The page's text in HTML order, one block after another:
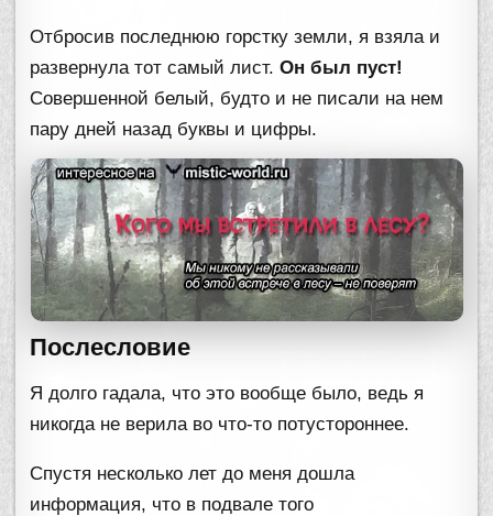
Отбросив последнюю горстку земли, я взяла и
развернула тот самый лист.Он был пуст!
Совершенной белый, будто и не писали на нем
пару дней назад буквы и цифры.
Послесловие
Я долго гадала, что это вообще было, ведь я
никогда не верила во что-то потустороннее.
Спустя несколько лет до меня дошла
информация, что в подвале того